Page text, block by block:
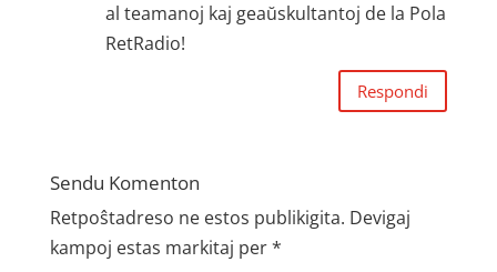
al teamanoj kaj geaŭskultantoj de la Pola
RetRadio!
Respondi
Sendu Komenton
Retpoŝtadreso ne estos publikigita. Devigaj
kampoj estas markitaj per*